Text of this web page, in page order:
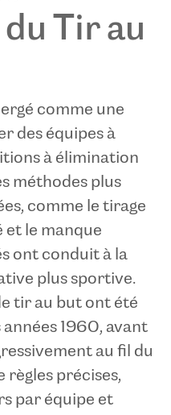
Tir au
comme une
des équipes à
à élimination
méthodes plus
comme le tirage
et le manque
ont conduit à la
plus sportive.
tir au but ont été
1960, avant
au fil du
règles précises,
par équipe et